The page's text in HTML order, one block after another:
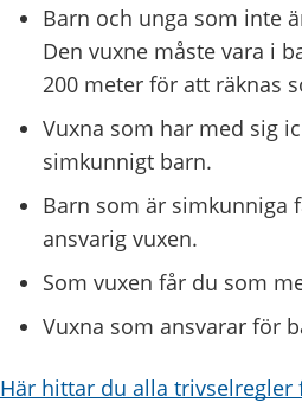
Barn och unga som inte
Den vuxne måste vara i
200 meter för att räknas
Vuxna som har med sig
simkunnigt barn.
Barn som är simkunniga
ansvarig vuxen.
Som vuxen får du som
Vuxna som ansvarar för
Här hittar du alla trivselregler